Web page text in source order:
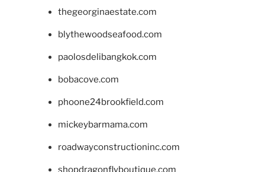
thegeorginaestate.com
blythewoodseafood.com
paolosdelibangkok.com
bobacove.com
phoone24brookfield.com
mickeybarmama.com
roadwayconstructioninc.com
shopdragonflyboutique.com